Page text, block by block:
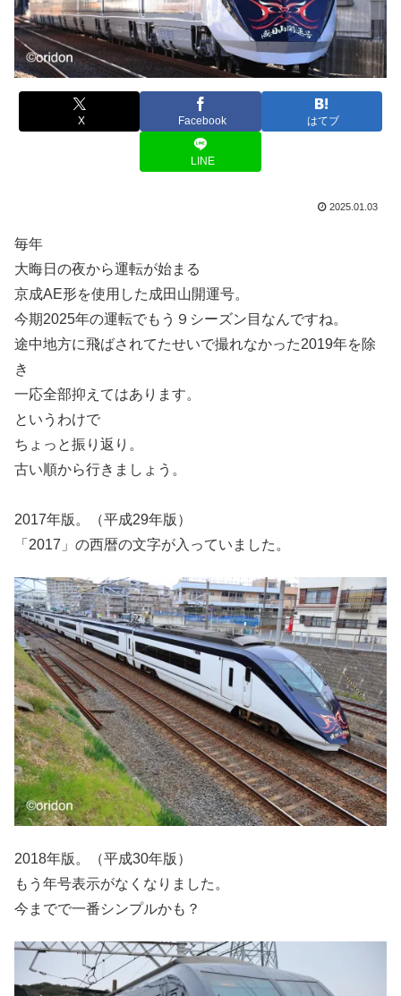
X Facebook はてブ
LINE
2025.01.03
毎年
大晦日の夜から運転が始まる
京成AE形を使用した成田山開運号。
今期2025年の運転でもう９シーズン目なんですね。
途中地方に飛ばされてたせいで撮れなかった2019年を除
き
一応全部抑えてはあります。
というわけで
ちょっと振り返り。
古い順から行きましょう。
2017年版。（平成29年版）
「2017」の西暦の文字が入っていました。
2018年版。（平成30年版）
もう年号表示がなくなりました。
今までで一番シンプルかも？